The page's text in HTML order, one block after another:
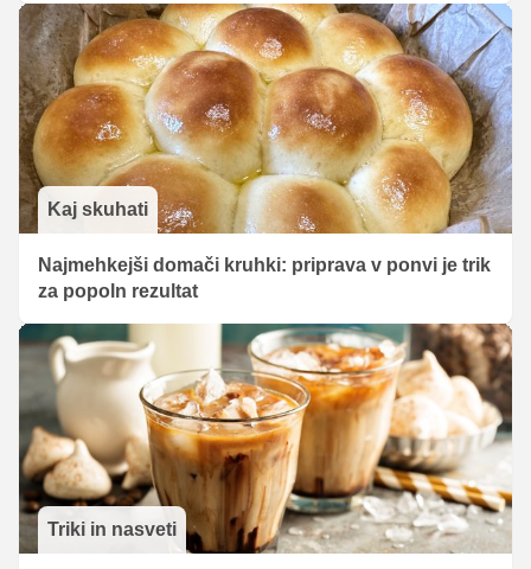
Kaj skuhati
Najmehkejši domači kruhki: priprava v ponvi je trik
za popoln rezultat
Triki in nasveti